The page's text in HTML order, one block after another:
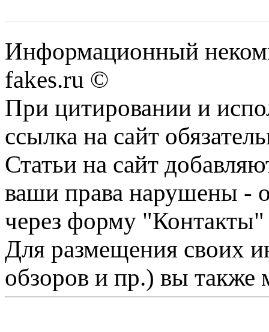
Информационный
fakes.ru ©
При цитировании и
ссылка на сайт
Статьи на сайт
ваши права нарушены -
через форму "Контакты"
Для размещения своих
обзоров и пр.) вы также